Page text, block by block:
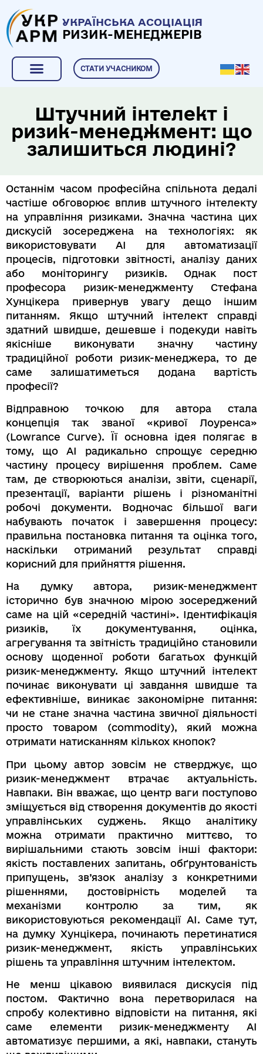
УКРАЇНСЬКА АСОЦІАЦІЯ
РИЗИК-МЕНЕДЖЕРІВ
СТАТИ УЧАСНИКОМ
Штучний інтелект і
ризик-менеджмент: що
залишиться людині?
Останнім часом професійна спільнота дедалі
частіше обговорює вплив штучного інтелекту
на управління ризиками. Значна частина цих
дискусій зосереджена на технологіях: як
використовувати AI для автоматизації
процесів, підготовки звітності, аналізу даних
або моніторингу ризиків. Однак пост
професора ризик-менеджменту Стефана
Хунцікера привернув увагу дещо іншим
питанням. Якщо штучний інтелект справді
здатний швидше, дешевше і подекуди навіть
якісніше виконувати значну частину
традиційної роботи ризик-менеджера, то де
саме залишатиметься додана вартість
професії?
Відправною точкою для автора стала
концепція так званої «кривої Лоуренса»
(Lowrance Curve). Її основна ідея полягає в
тому, що AI радикально спрощує середню
частину процесу вирішення проблем. Саме
там, де створюються аналізи, звіти, сценарії,
презентації, варіанти рішень і різноманітні
робочі документи. Водночас більшої ваги
набувають початок і завершення процесу:
правильна постановка питання та оцінка того,
наскільки отриманий результат справді
корисний для прийняття рішення.
На думку автора, ризик-менеджмент
історично був значною мірою зосереджений
саме на цій «середній частині». Ідентифікація
ризиків, їх документування, оцінка,
агрегування та звітність традиційно становили
основу щоденної роботи багатьох функцій
ризик-менеджменту. Якщо штучний інтелект
починає виконувати ці завдання швидше та
ефективніше, виникає закономірне питання:
чи не стане значна частина звичної діяльності
просто товаром (commodity), який можна
отримати натисканням кількох кнопок?
При цьому автор зовсім не стверджує, що
ризик-менеджмент втрачає актуальність.
Навпаки. Він вважає, що центр ваги поступово
зміщується від створення документів до якості
управлінських суджень. Якщо аналітику
можна отримати практично миттєво, то
вирішальними стають зовсім інші фактори:
якість поставлених запитань, обґрунтованість
припущень, зв’язок аналізу з конкретними
рішеннями, достовірність моделей та
механізми контролю за тим, як
використовуються рекомендації AI. Саме тут,
на думку Хунцікера, починають перетинатися
ризик-менеджмент, якість управлінських
рішень та управління штучним інтелектом.
Не менш цікавою виявилася дискусія під
постом. Фактично вона перетворилася на
спробу колективно відповісти на питання, які
саме елементи ризик-менеджменту AI
автоматизує першими, а які, навпаки, стануть